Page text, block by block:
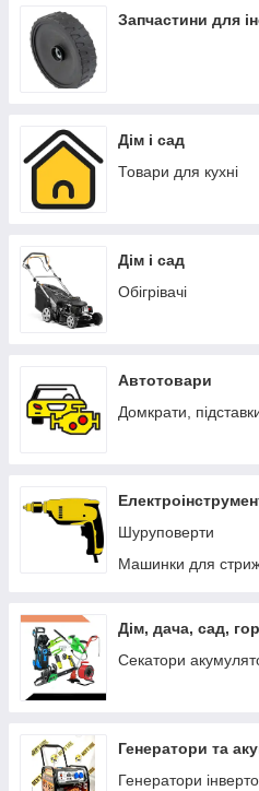
Запчастини для
Дім і сад
Товари для кухні
Дім і сад
Обігрівачі
Автотовари
Домкрати,
Шуруповерти
Машинки для
Дім, дача, сад,
Секатори
Генератори та
Генератори